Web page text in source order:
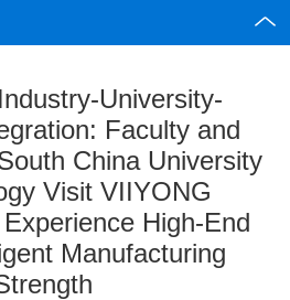
University-
Faculty and
China University
Visit VIIYONG
High-End
Manufacturing